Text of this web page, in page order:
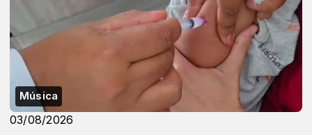
Música
03/08/2026